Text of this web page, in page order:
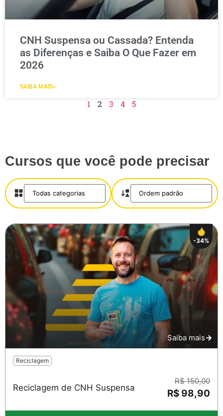
CNH Suspensa ou Cassada? Entenda
as Diferenças e Saiba O Que Fazer em
2026
SAIBA MAIS»
1 2 3 4 5
Cursos que você pode precisar
-34%
Saiba mais
Reciclagem
Reciclagem de CNH Suspensa
R$ 150,00
R$ 98,90